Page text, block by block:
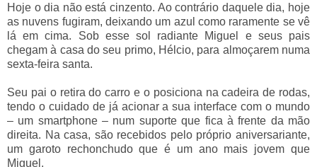
Hoje o dia não está cinzento. Ao contrário daquele dia, hoje
as nuvens fugiram, deixando um azul como raramente se vê
lá em cima. Sob esse sol radiante Miguel e seus pais
chegam à casa do seu primo, Hélcio, para almoçarem numa
sexta-feira santa.
Seu pai o retira do carro e o posiciona na cadeira de rodas,
tendo o cuidado de já acionar a sua interface com o mundo
– um smartphone – num suporte que fica à frente da mão
direita. Na casa, são recebidos pelo próprio aniversariante,
um garoto rechonchudo que é um ano mais jovem que
Miguel.